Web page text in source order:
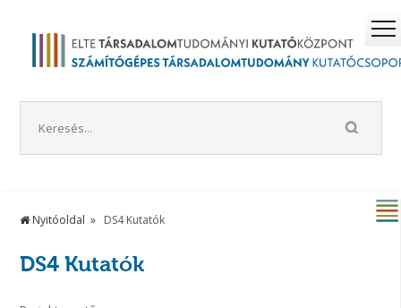
Nyitóoldal DS4 Kutatók
DS4 Kutatók